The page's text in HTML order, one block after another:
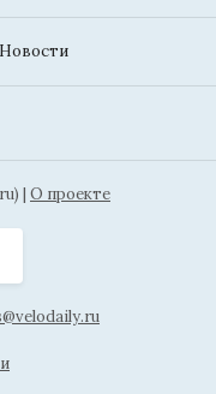
| О проекте